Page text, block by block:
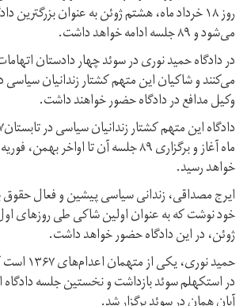
روز ۱۸ خرداد ماه، هشتم ژوئن به عنوان بزرگترین
می‌شود و ۸۹ جلسه ادامه خواهد داشت.
در دادگاه حمید نوری در سوئد چهار دادستان
وکیل مدافع در دادگاه حضور خواهند داشت.
خواهد رسید.
ایرج مصداقی، زندانی سیاسی پیشین و فعال حقوق
ژوئن، در این دادگاه حضور خواهد داشت.